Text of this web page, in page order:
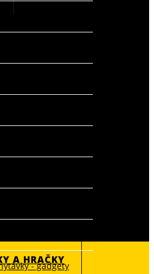
A HRAČKY
predmety
- gadgety